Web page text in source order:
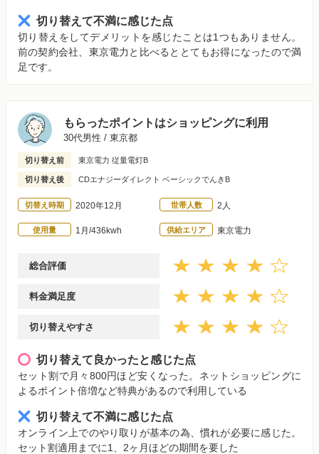
切り替えて不満に感じた点
切り替えをしてデメリットを感じたことは1つもありません。
前の契約会社、東京電力と比べるととてもお得になったので満
足です。
もらったポイントはショッピングに利用
30代男性 / 東京都
切り替え前 東京電力 従量電灯B
切り替え後 CDエナジーダイレクト ベーシックでんきB
切替え時期 2020年12月 世帯人数 2人
使用量 1月/436kwh 供給エリア 東京電力
総合評価
料金満足度
切り替えやすさ
切り替えて良かったと感じた点
セット割で月々800円ほど安くなった。ネットショッピングに
よるポイント倍増など特典があるので利用している
切り替えて不満に感じた点
オンライン上でのやり取りが基本の為、慣れが必要に感じた。
セット割適用までに1、2ヶ月ほどの期間を要した